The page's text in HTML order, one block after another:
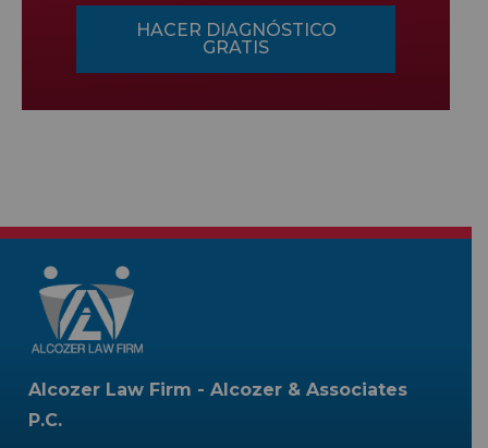
HACER DIAGNÓSTICO
GRATIS
Alcozer Law Firm - Alcozer & Associates
P.C.